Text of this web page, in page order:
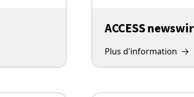
ACCESS
Plus d'information